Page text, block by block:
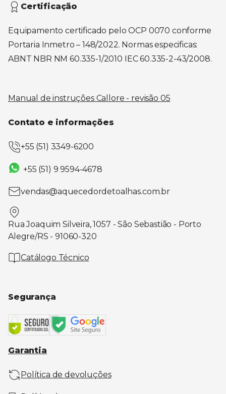
Certificação
Equipamento certificado pelo OCP 0070 conforme
Portaria Inmetro – 148/2022. Normas especificas:
ABNT NBR NM 60.335-1/2010 IEC 60.335-2-43/2008.
Manual de instruções Callore - revisão 05
Contato e informações
+55 (51) 3349-6200
+55 (51) 9 9594-4678
vendas@aquecedordetoalhas.com.br
Rua Joaquim Silveira, 1057 - São Sebastião - Porto
Alegre/RS - 91060-320
Catálogo Técnico
Segurança
Garantia
Política de devoluções